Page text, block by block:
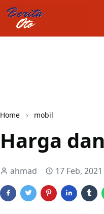
Home mobil
Harga
ahmad 17 Feb, 2021